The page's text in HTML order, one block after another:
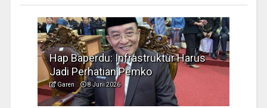
Hap Baperdu: Infrastruktur Harus
Jadi Perhatian Pemko
Garen 8 Juni 2026